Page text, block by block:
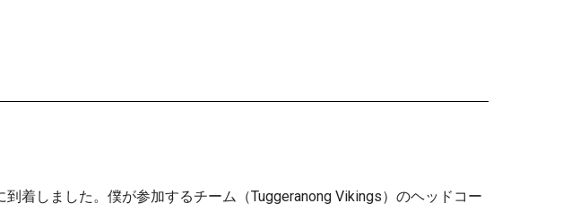
着しました。僕が参加するチーム（Tuggeranong Vikings）のヘッドコー